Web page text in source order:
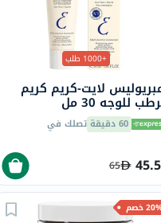
+1000 طلب
لايت-كريم كريم
للوجه 30 مل
60 دقيقة تصلك في
65
خصم